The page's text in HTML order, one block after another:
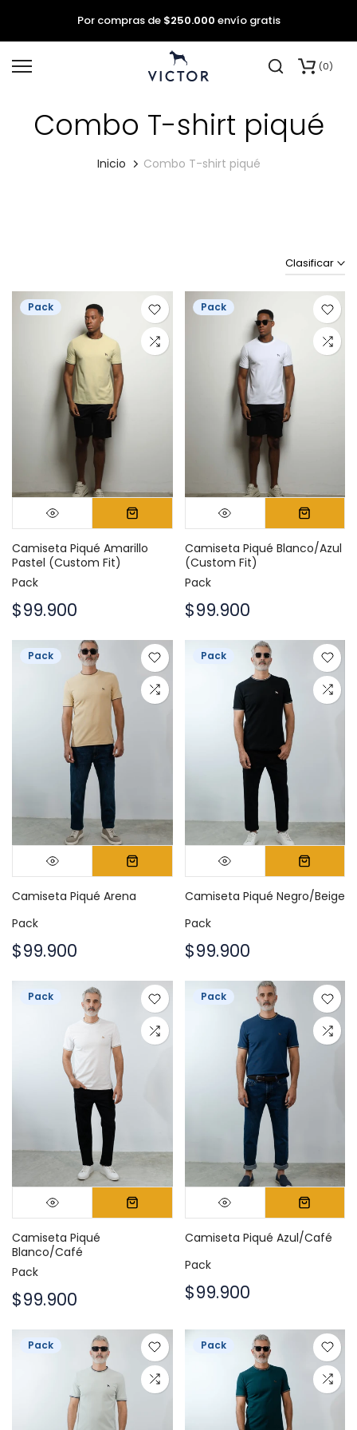
Por compras de $250.000 envío gratis
saltar
al
0
Combo T-shirt piqué
Inicio Combo T-shirt piqué
Clasificar
Pack
Camiseta Piqué Amarillo
Pastel (Custom Fit)
Pack
$99.900
Pack
Camiseta Piqué Blanco/Azul
(Custom Fit)
Pack
$99.900
Pack
Camiseta Piqué Arena
Pack
$99.900
Pack
Camiseta Piqué Negro/Beige
Pack
$99.900
Pack
Camiseta Piqué
Blanco/Café
Pack
$99.900
Pack
Camiseta Piqué Azul/Café
Pack
$99.900
Pack Pack